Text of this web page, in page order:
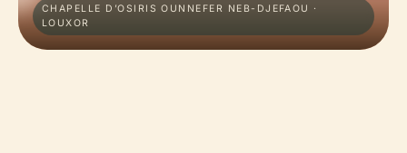
CHAPELLE D’OSIRIS OUNNEFER NEB-DJEFAOU ·
LOUXOR